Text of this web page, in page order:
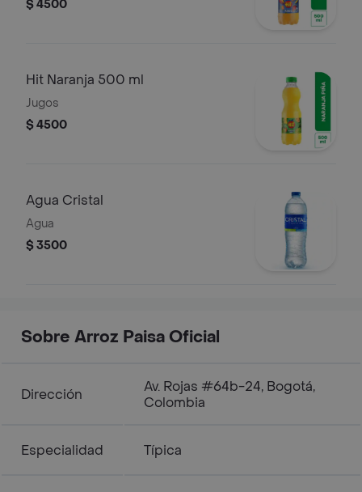
$ 4500
Hit Naranja 500 ml
Jugos
$ 4500
Agua Cristal
Agua
$ 3500
Sobre Arroz Paisa Oficial
Dirección
Av. Rojas #64b-24, Bogotá,
Colombia
Especialidad Típica